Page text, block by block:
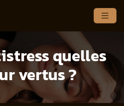
quelles
vertus ?